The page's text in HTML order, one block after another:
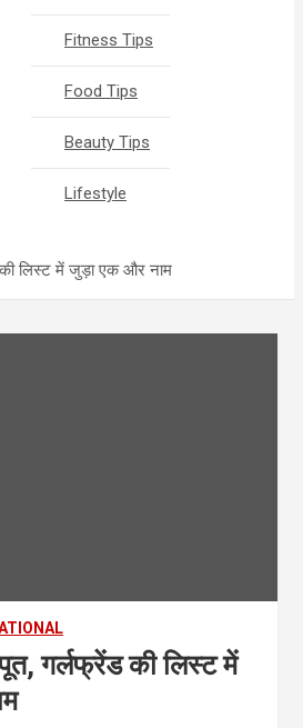
Fitness Tips
Food Tips
Beauty Tips
Lifestyle
लिस्ट में जुड़ा एक और नाम
गर्लफ्रेंड की लिस्ट में